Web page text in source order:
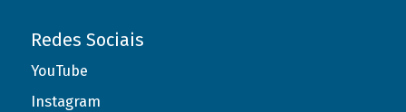
Redes Sociais
YouTube
Instagram